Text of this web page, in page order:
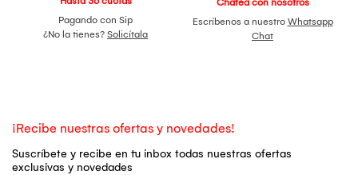
Pagando con Sip
¿No la tienes? Solicítala
Escríbenos a nuestro Whatsapp
Chat
¡Recibe nuestras ofertas y novedades!
Suscríbete y recibe en tu inbox todas nuestras ofertas
exclusivas y novedades